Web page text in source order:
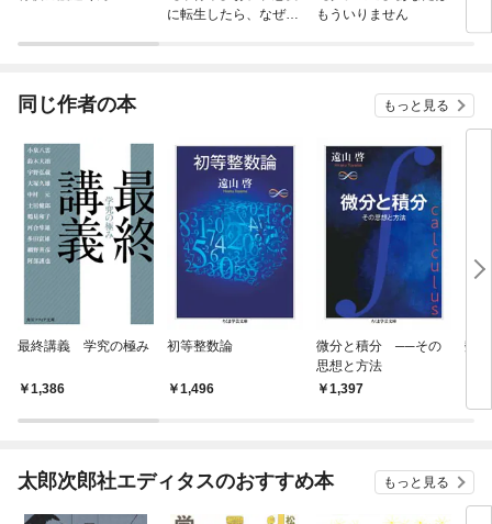
に転生したら、なぜか
もういりません
同じ作者の本 もっと見る
最終講義 学究の極み
1,386
初等整数論
1,496
微分と積分 ──その
思想と方法
1,397
数
太郎次郎社エディタスのおすすめ本 もっと見る